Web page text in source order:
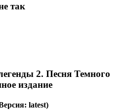
так
2. Песня Темного
издание
latest)